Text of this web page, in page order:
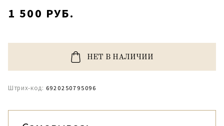
1 500 РУБ.
НЕТ В НАЛИЧИИ
Штрих-код: 6920250795096